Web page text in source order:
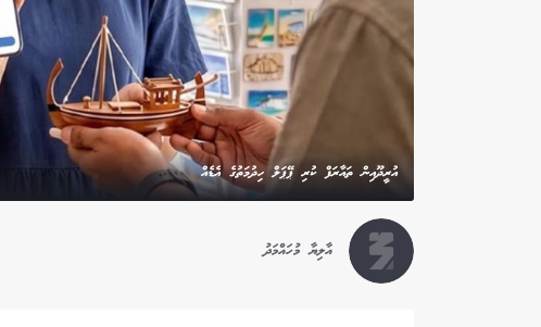
އުރީދޫއިން ތައާރަފް ކުރި ޕޭޕަލް ހިދުމަތުގެ އެޑެއް
އާލިޔާ މުހައްމަދު